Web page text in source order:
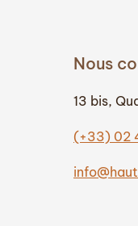
Nous
13 bis,
(+33) 02